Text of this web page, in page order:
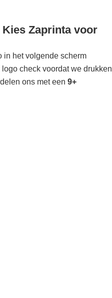
Kies Zaprinta voor
in het volgende scherm
logo check voordat we drukken
ons met een 9+